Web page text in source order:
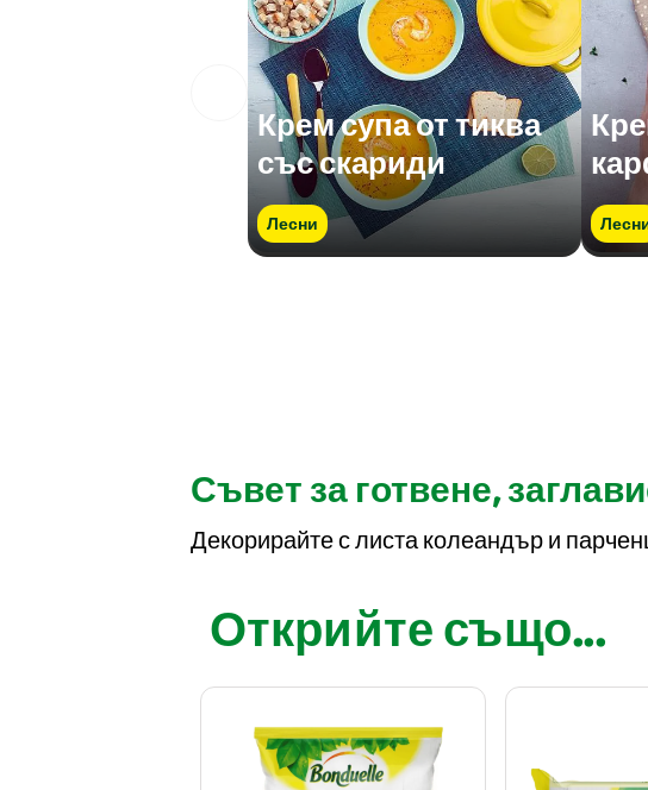
Крем супа от тиква
със скариди
Лесни
Съвет за готвене,
Декорирайте с листа колеандър и
Открийте също...